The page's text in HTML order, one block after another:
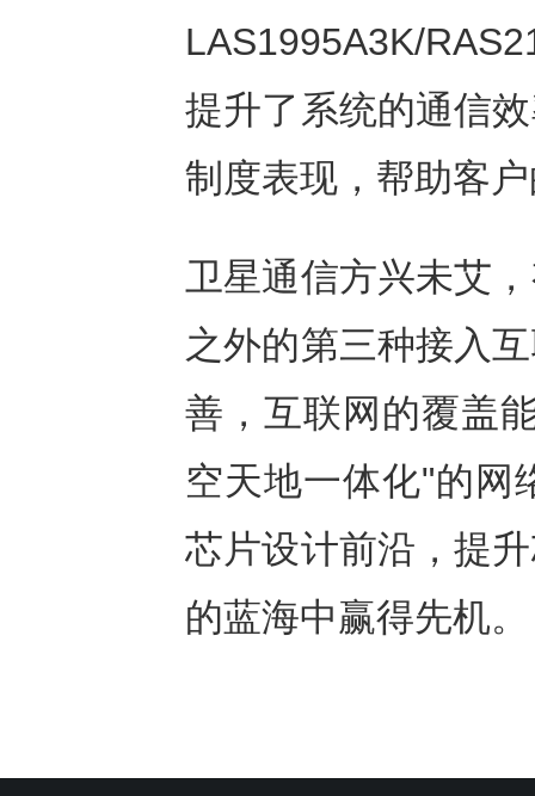
LAS1995A3K/
提升了系统的通信
制度表现，帮助客
卫星通信方兴未艾
之外的第三种接入
善，互联网的覆盖
空天地一体化"的网
芯片设计前沿，提
的蓝海中赢得先机。